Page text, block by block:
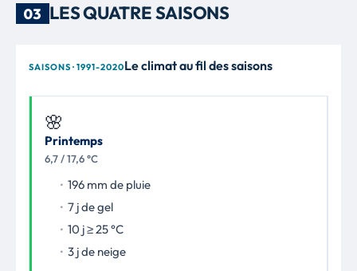
03 LES QUATRE SAISONS
SAISONS · 1991-2020Le climat au fil des saisons
🌸
Printemps
6,7 / 17,6 °C
196 mm de pluie
7 j de gel
10 j ≥ 25 °C
3 j de neige